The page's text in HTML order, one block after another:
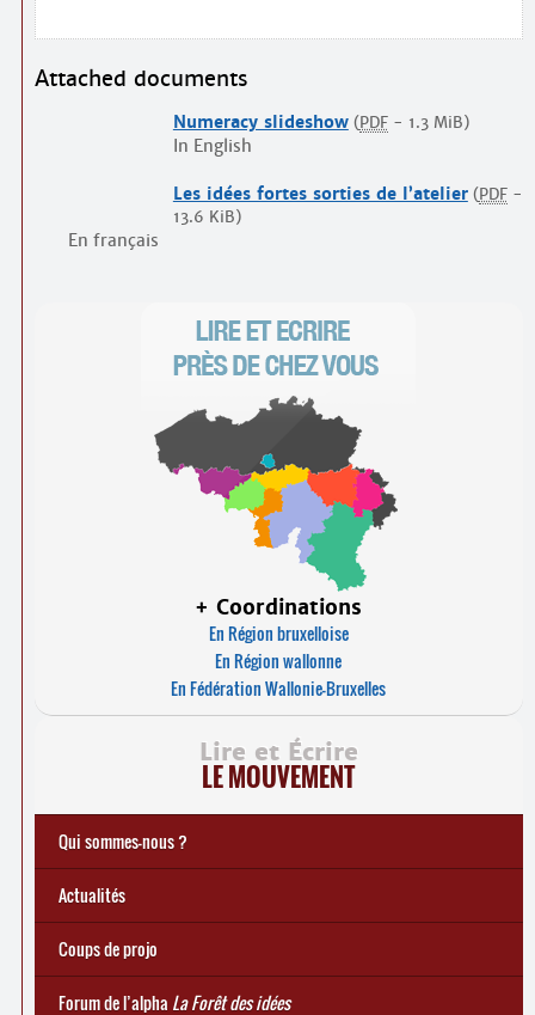
Attached documents
Numeracy slideshow ( PDF- 1.3 MiB)
In English
Les idées fortes sorties de l’atelier ( PDF-
13.6 KiB)
En français
+ Coordinations
En Région bruxelloise
En Région wallonne
En Fédération Wallonie-Bruxelles
Lire et Écrire
LE MOUVEMENT
Qui sommes-nous ?
Actualités
Coups de projo
Forum de l’alpha La Forêt des idées